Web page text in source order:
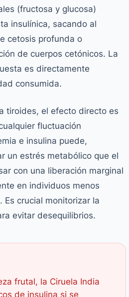
(fructosa y glucosa)
insulínica, sacando al
cetosis profunda o
de cuerpos cetónicos. La
es directamente
consumida.
tiroides, el efecto directo es
fluctuación
e insulina puede,
un estrés metabólico que el
con una liberación marginal
en individuos menos
crucial monitorizar la
evitar desequilibrios.
frutal, la Ciruela India
de insulina si se